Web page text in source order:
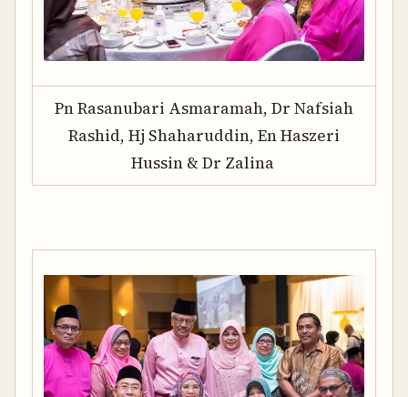
Pn Rasanubari Asmaramah, Dr Nafsiah
Rashid, Hj Shaharuddin, En Haszeri
Hussin & Dr Zalina